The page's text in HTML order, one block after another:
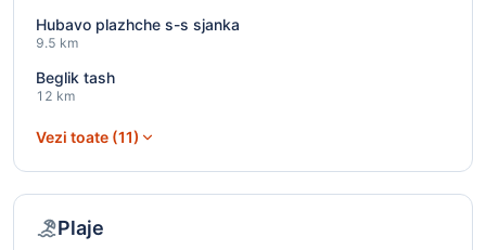
Hubavo plazhche s-s sjanka
9.5 km
Beglik tash
12 km
Vezi toate (11)
Plaje